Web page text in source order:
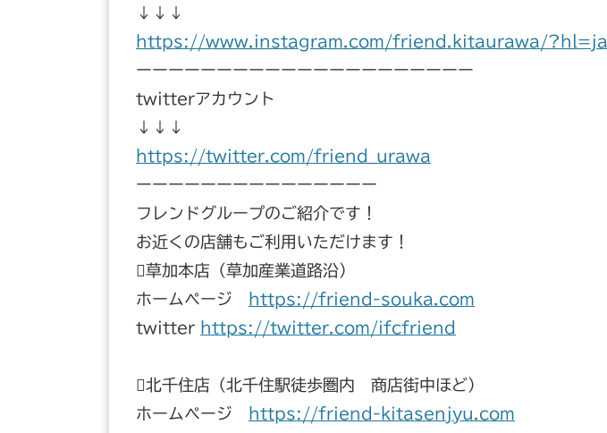
↓↓↓
https://www.instagram.com/friend.kitaurawa/?hl=ja
ーーーーーーーーーーーーーーーーーーーーー
twitterアカウント
↓↓↓
https://twitter.com/friend_urawa
ーーーーーーーーーーーーーーー
フレンドグループのご紹介です！
お近くの店舗もご利用いただけます！
草加本店（草加産業道路沿）
ホームページ
https://friend-souka.com
twitter https://twitter.com/ifcfriend
北千住店（北千住駅徒歩圏内 商店街中ほど）
ホームページ
https://friend-kitasenjyu.com